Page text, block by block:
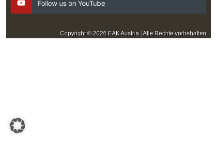
Follow us on YouTube
Copyright © 2026 EAK Austria | Alle Rechte vorbehalten